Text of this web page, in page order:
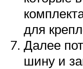
для
Далее
шину и